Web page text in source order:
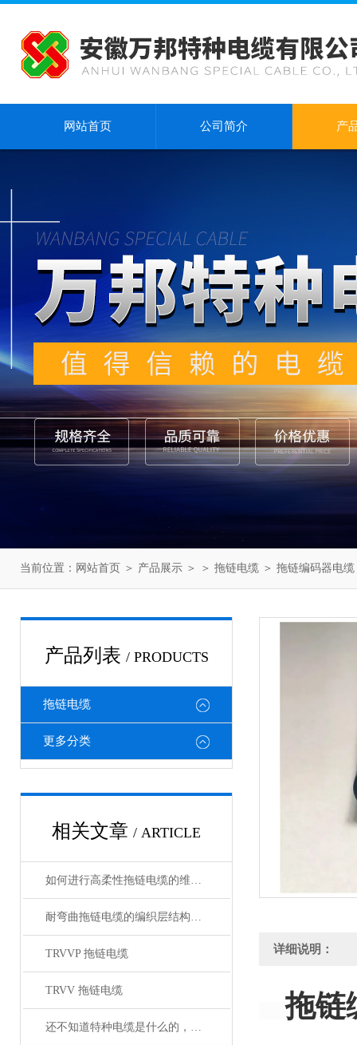
网站首页 公司简介 产
当前位置： 网站首页 ＞ 产品展示 ＞ ＞ 拖链电缆 ＞ 拖链编码器电
产品列表 / PRODUCTS
拖链电缆
更多分类
相关文章 / ARTICLE
如何进行高柔性拖链电缆的维护保养？
耐弯曲拖链电缆的编织层结构有哪几种
TRVVP 拖链电缆
TRVV 拖链电缆
还不知道特种电缆是什么的，请看这里！
详细说明：
拖链